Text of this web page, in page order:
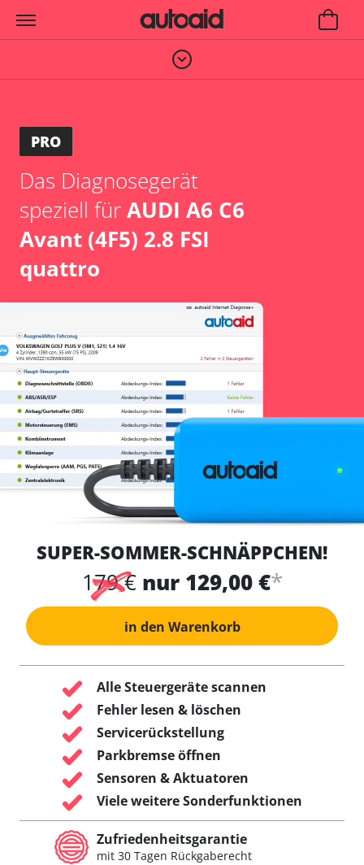
PRO
Das Diagnosegerät
speziell fürAUDI A6 C6
Avant (4F5) 2.8 FSI
quattro
SUPER-SOMMER-SCHNÄPPCHEN!
179 € nur 129,00 €*
in den Warenkorb
Alle Steuergeräte scannen
Fehler lesen & löschen
Servicerückstellung
Parkbremse öffnen
Sensoren & Aktuatoren
Viele weitere Sonderfunktionen
Zufriedenheitsgarantie
mit 30 Tagen Rückgaberecht